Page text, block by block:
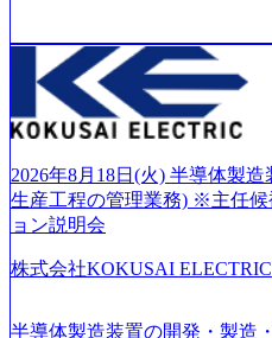
つ、あらゆる業種・業界のク
化を支援するために、戦略策
務改善、実行支援などのコン
通貫で提供するのが特徴（い
ファーム） 社名の由来は”DX
ていく”という位置づけ 一昔
されていたが、現在金融の売
C事業を始め、パブリック、
はあるが、社員の興味のある
着けたい方でも幅広に経験を
2026年8月18日(火) 半導体製
生産工程の管理業務) ※主任
ョン説明会
株式会社KOKUSAI ELECTRIC
半導体製造装置の開発・製造